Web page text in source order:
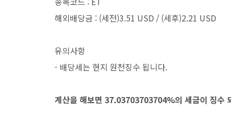
해외배당금 : (세전)3.51 USD / (세후)2.21 USD
유의사항
- 배당세는 현지 원천징수 됩니다.
계산을 해보면 37.03703703704%의 세금이 징수